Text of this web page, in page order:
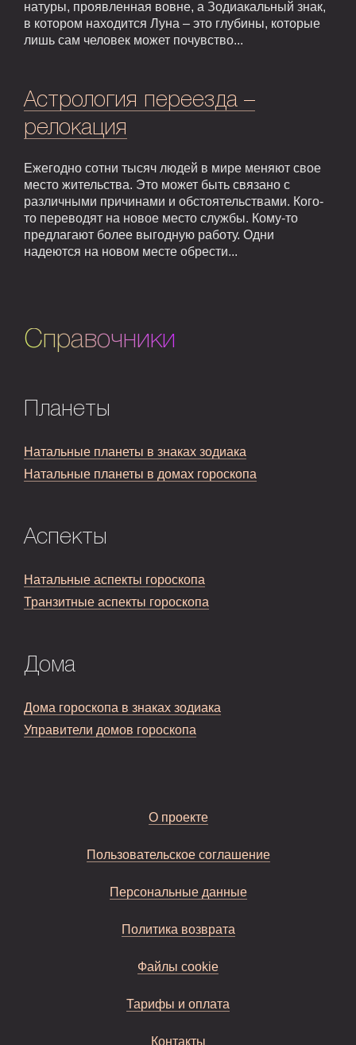
натуры, проявленная вовне, а Зодиакальный знак,
в котором находится Луна – это глубины, которые
лишь сам человек может почувство...
Астрология переезда –
релокация
Ежегодно сотни тысяч людей в мире меняют свое
место жительства. Это может быть связано с
различными причинами и обстоятельствами. Кого-
то переводят на новое место службы. Кому-то
предлагают более выгодную работу. Одни
надеются на новом месте обрести...
Справочники
Планеты
Натальные планеты в знаках зодиака
Натальные планеты в домах гороскопа
Аспекты
Натальные аспекты гороскопа
Транзитные аспекты гороскопа
Дома
Дома гороскопа в знаках зодиака
Управители домов гороскопа
О проекте
Пользовательское соглашение
Персональные данные
Политика возврата
Файлы cookie
Тарифы и оплата
Контакты